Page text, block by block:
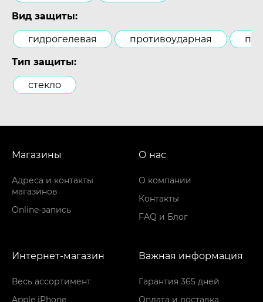
Вид защиты:
гидрогелевая противоударная
Тип защиты:
стекло
Магазины
Адреса и контакты
магазинов
Online-запись
О нас
О компании
Контакты
FAQ и Блог
Интернет-магазин
Весь ассортимент
Apple iPhone
Важная информация
Гарантия 365 дней
Оплата и доставка